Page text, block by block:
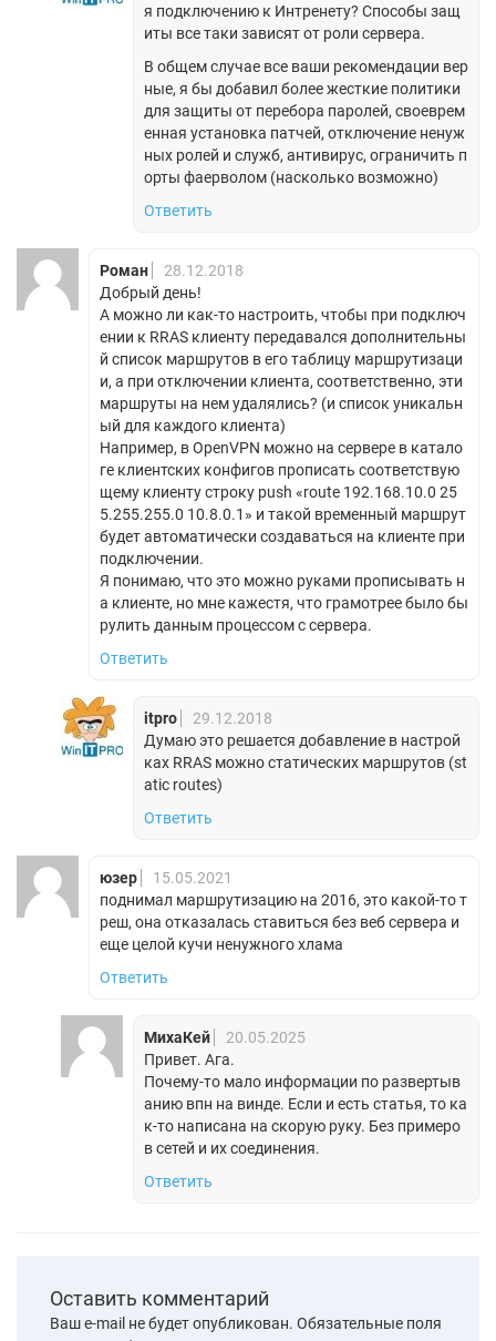
я подключению к Интренету? Способы защ
иты все таки зависят от роли сервера.
В общем случае все ваши рекомендации вер
ные, я бы добавил более жесткие политики
для защиты от перебора паролей, своеврем
енная установка патчей, отключение ненуж
ных ролей и служб, антивирус, ограничить п
орты фаерволом (насколько возможно)
Ответить
Роман
28.12.2018
Добрый день!
А можно ли как-то настроить, чтобы при подключ
ении к RRAS клиенту передавался дополнительны
й список маршрутов в его таблицу маршрутизаци
и, а при отключении клиента, соответственно, эти
маршруты на нем удалялись? (и список уникальн
ый для каждого клиента)
Например, в OpenVPN можно на сервере в катало
ге клиентских конфигов прописать соответствую
щему клиенту строку push «route 192.168.10.0 25
5.255.255.0 10.8.0.1» и такой временный маршрут
будет автоматически создаваться на клиенте при
подключении.
Я понимаю, что это можно руками прописывать н
а клиенте, но мне кажестя, что грамотрее было бы
рулить данным процессом с сервера.
Ответить
itpro
29.12.2018
Думаю это решается добавление в настрой
ках RRAS можно статических маршрутов (st
atic routes)
Ответить
юзер
15.05.2021
поднимал маршрутизацию на 2016, это какой-то т
реш, она отказалась ставиться без веб сервера и
еще целой кучи ненужного хлама
Ответить
МихаКей
20.05.2025
Привет. Ага.
Почему-то мало информации по развертыв
анию впн на винде. Если и есть статья, то ка
к-то написана на скорую руку. Без примеро
в сетей и их соединения.
Ответить
Оставить комментарий
Ваш e-mail не будет опубликован. Обязательные поля